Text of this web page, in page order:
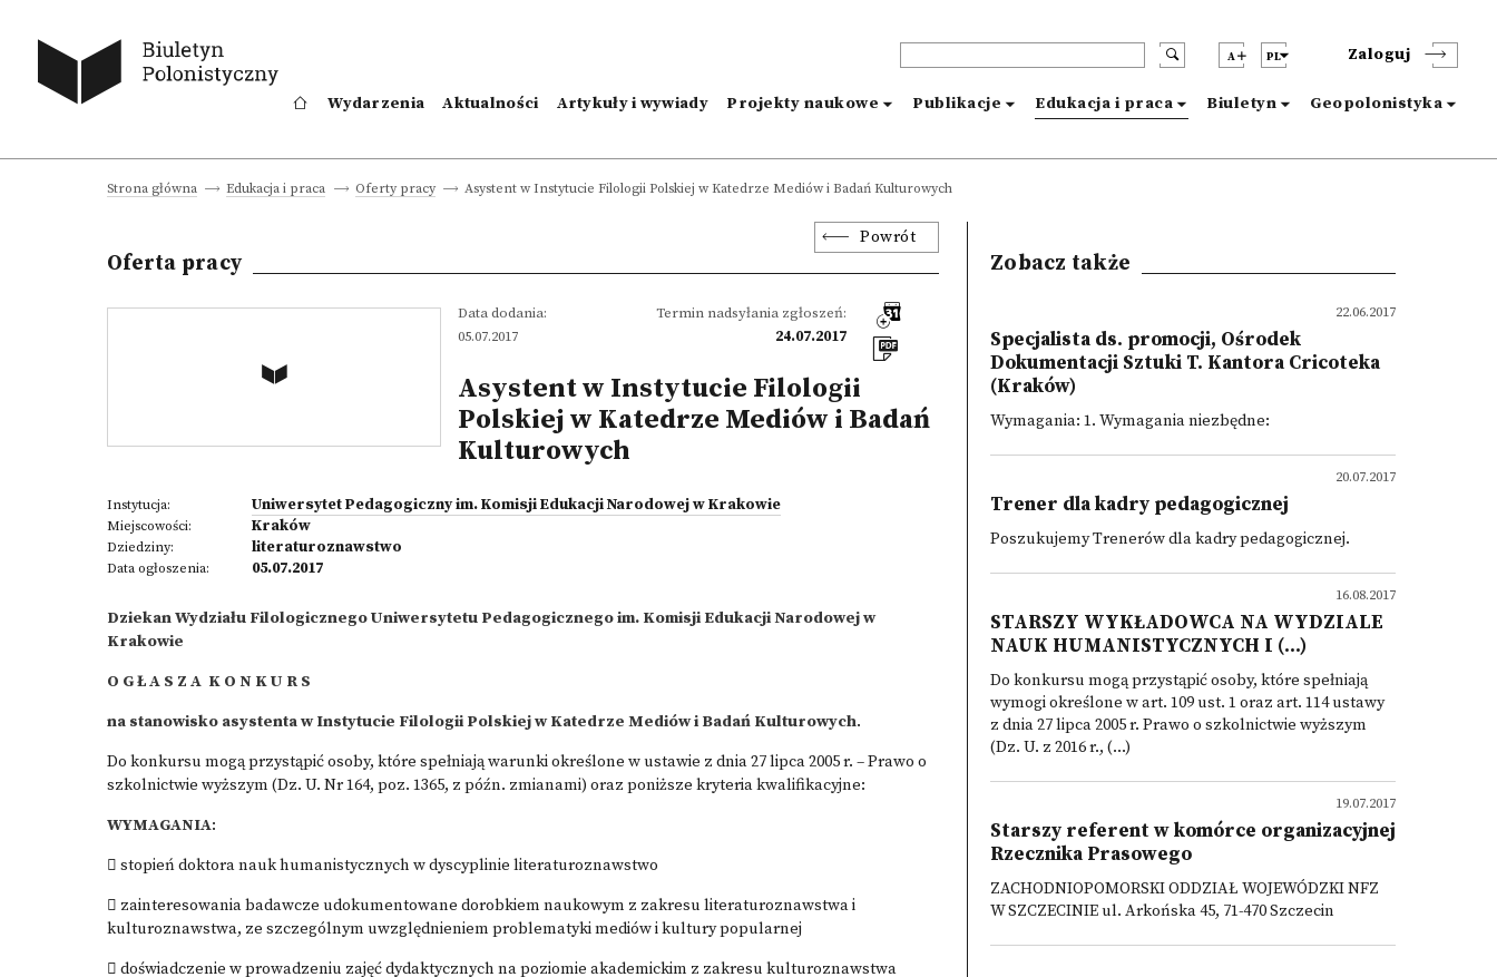
A PL Zaloguj
Wydarzenia Aktualności Artykuły i wywiady Projekty naukowe Publikacje Edukacja i praca Biuletyn Geopolonistyka
Strona główna Edukacja i praca Oferty pracy Asystent w Instytucie Filologii Polskiej w Katedrze Mediów i Badań Kulturowych
Powrót
Oferta pracy
Data dodania:
05.07.2017
Termin nadsyłania zgłoszeń:
24.07.2017
Asystent w Instytucie Filologii
Polskiej w Katedrze Mediów i Badań
Kulturowych
Instytucja: Uniwersytet Pedagogiczny im. Komisji Edukacji Narodowej w Krakowie
Miejscowości: Kraków
Dziedziny: literaturoznawstwo
Data ogłoszenia: 05.07.2017
Dziekan Wydziału Filologicznego Uniwersytetu Pedagogicznego im. Komisji Edukacji Narodowej w
Krakowie
O G Ł A S Z A K O N K U R S
na stanowisko asystenta w Instytucie Filologii Polskiej w Katedrze Mediów i Badań Kulturowych.
Do konkursu mogą przystąpić osoby, które spełniają warunki określone w ustawie z dnia 27 lipca 2005 r. – Prawo o
szkolnictwie wyższym (Dz. U. Nr 164, poz. 1365, z późn. zmianami) oraz poniższe kryteria kwalifikacyjne:
WYMAGANIA:
 stopień doktora nauk humanistycznych w dyscyplinie literaturoznawstwo
 zainteresowania badawcze udokumentowane dorobkiem naukowym z zakresu literaturoznawstwa i
kulturoznawstwa, ze szczególnym uwzględnieniem problematyki mediów i kultury popularnej
 doświadczenie w prowadzeniu zajęć dydaktycznych na poziomie akademickim z zakresu kulturoznawstwa
Zobacz także
22.06.2017
Specjalista ds. promocji, Ośrodek
Dokumentacji Sztuki T. Kantora Cricoteka
(Kraków)
Wymagania: 1. Wymagania niezbędne:
20.07.2017
Trener dla kadry pedagogicznej
Poszukujemy Trenerów dla kadry pedagogicznej.
16.08.2017
STARSZY WYKŁADOWCA NA WYDZIALE
NAUK HUMANISTYCZNYCH I (...)
Do konkursu mogą przystąpić osoby, które spełniają
wymogi określone w art. 109 ust. 1 oraz art. 114 ustawy
z dnia 27 lipca 2005 r. Prawo o szkolnictwie wyższym
(Dz. U. z 2016 r., (...)
19.07.2017
Starszy referent w komórce organizacyjnej
Rzecznika Prasowego
ZACHODNIOPOMORSKI ODDZIAŁ WOJEWÓDZKI NFZ
W SZCZECINIE ul. Arkońska 45, 71-470 Szczecin